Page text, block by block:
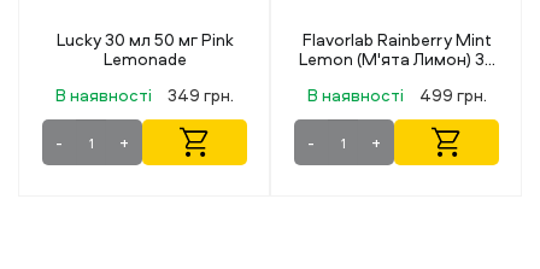
Flavorlab Rainberry Mint
Lemon (М'ята Лимон) 30
В наявності 499 грн.
Flavorlab Rainberry Kiwi
Mango (Ківі Манго) 30
В наявності 499 грн.